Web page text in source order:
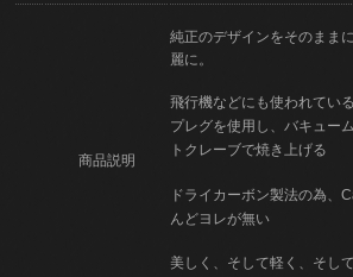
商品説明
純正のデザインをそのまま
麗に。
飛行機などにも使われてい
プレグを使用し、バキュー
トクレーブで焼き上げる
ドライカーボン製法の為、
んどヨレが無い
美しく、そして軽く、そし